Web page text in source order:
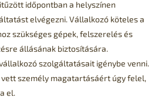
időpontban a helyszínen
elvégezni. Vállalkozó köteles a
szükséges gépek, felszerelés és
állásának biztosítására.
szolgáltatásait igénybe venni.
személy magatartásáért úgy felel,
el.